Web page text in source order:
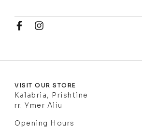
VISIT OUR STORE
Kalabria, Prishtine
rr. Ymer Aliu
Opening Hours